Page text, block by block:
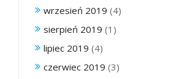
wrzesień 2019 (4)
sierpień 2019 (1)
lipiec 2019 (4)
czerwiec 2019 (3)